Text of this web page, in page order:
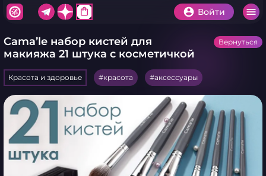
shopping_bag Войти
Cama’le набор кистей для
макияжа 21 штука с косметичкой
Вернуться
Красота и здоровье красота аксессуары